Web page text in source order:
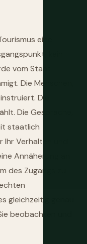
eine
kein
vom Staat
Die Menschen,
Die
Die Gespräche,
staatlich
Verhalten und
Annäherung an
des Zugangs zu
gleichzeitig genau
beobachten und